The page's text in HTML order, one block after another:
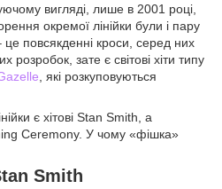
вигляді, лише в 2001 році,
окремої лінійки були і пару
це повсякденні кроси, серед них
розробок, зате є світові хіти типу
, які розкуповуються
є хітові Stan Smith, а
Ceremony. У чому «фішка»
Smith